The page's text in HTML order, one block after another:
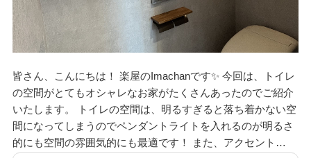
皆さん、こんにちは！ 楽屋のImachanです✨ 今回は、トイレ
の空間がとてもオシャレなお家がたくさんあったのでご紹介
いたします。 トイレの空間は、明るすぎると落ち着かない空
間になってしまうのでペンダントライトを入れるのが明るさ
的にも空間の雰囲気的にも最適です！ また、アクセント…
お問い合わせ
(受付／10:00～18:00)
楽屋トップ アクセス